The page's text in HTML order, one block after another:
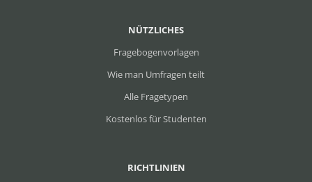
RICHTLINIEN
NÜTZLICHES
Fragebogenvorlagen
Wie man Umfragen teilt
Alle Fragetypen
Kostenlos für Studenten